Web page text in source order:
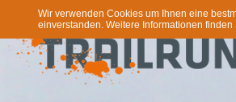
Wir verwenden Cookies um Ihnen eine
einverstanden. Weitere Informationen finden